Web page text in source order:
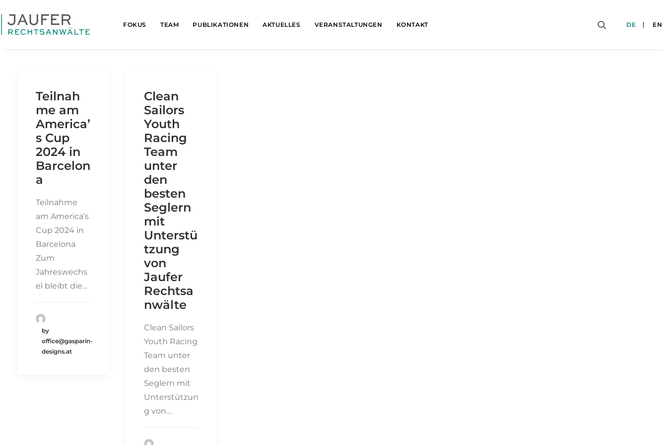
FOKUS TEAM PUBLIKATIONEN AKTUELLES VERANSTALTUNGEN KONTAKT DE EN
Teilnah
me am
America’
s Cup
2024 in
Barcelon
a
Teilnahme
am America’s
Cup 2024 in
Barcelona
Zum
Jahreswechs
el bleibt die…
by
office@gasparin-
designs.at
Clean
Sailors
Youth
Racing
Team
unter
den
besten
Seglern
mit
Unterstü
tzung
von
Jaufer
Rechtsa
nwälte
Clean Sailors
Youth Racing
Team unter
den besten
Seglern mit
Unterstützun
g von…